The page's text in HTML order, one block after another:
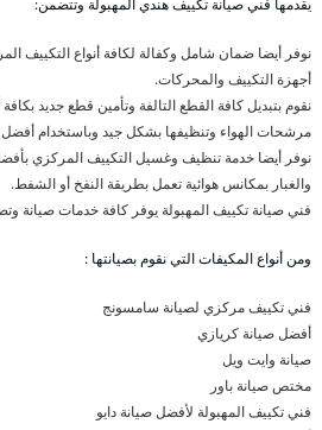
نوفر أيضا ضمان شامل وكفالة لكافة أنواع التكييف
أجهزة التكييف والمحركات.
نقوم بتبديل كافة القطع التالفة وتأمين قطع جديد
مرشحات الهواء وتنظيفها بشكل جيد وباستخدام أفضل
نوفر أيضا خدمة تنظيف وغسيل التكييف المركزي
والغبار بمكانس هوائية تعمل بطريقة النفخ أو الشفط.
فني صيانة تكييف المهبولة يوفر كافة خدمات صيانة
ومن أنواع المكيفات التي نقوم بصيانتها :
فني تكييف مركزي لصيانة سامسونج
أفضل صيانة كريازي
صيانة وايت ويل
مختص صيانة باور
فني تكييف المهبولة لأفضل صيانة دايو